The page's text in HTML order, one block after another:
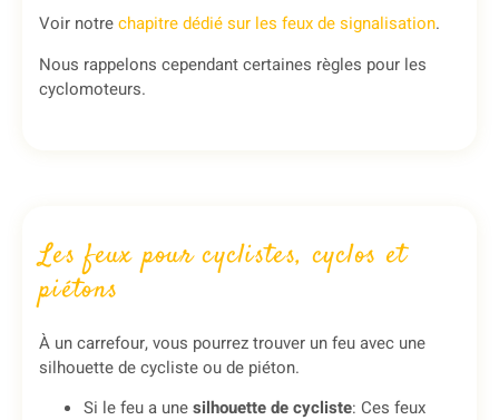
Voir notrechapitre dédié sur les feux de signalisation.
Nous rappelons cependant certaines règles pour les
cyclomoteurs.
Les feux pour cyclistes, cyclos et
piétons
À un carrefour, vous pourrez trouver un feu avec une
silhouette de cycliste ou de piéton.
Si le feu a unesilhouette de cycliste: Ces feux